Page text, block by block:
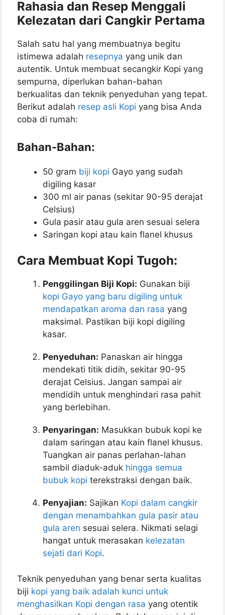
Rahasia dan Resep Menggali
Kelezatan dari Cangkir Pertama
Salah satu hal yang membuatnya begitu
istimewa adalah resepnya yang unik dan
autentik. Untuk membuat secangkir Kopi yang
sempurna, diperlukan bahan-bahan
berkualitas dan teknik penyeduhan yang tepat.
Berikut adalah resep asli Kopi yang bisa Anda
coba di rumah:
Bahan-Bahan:
50 gram biji kopi Gayo yang sudah
digiling kasar
300 ml air panas (sekitar 90-95 derajat
Celsius)
Gula pasir atau gula aren sesuai selera
Saringan kopi atau kain flanel khusus
Cara Membuat Kopi Tugoh:
Penggilingan Biji Kopi: Gunakan biji
kopi Gayo yang baru digiling untuk
mendapatkan aroma dan rasa yang
maksimal. Pastikan biji kopi digiling
kasar.
Penyeduhan: Panaskan air hingga
mendekati titik didih, sekitar 90-95
derajat Celsius. Jangan sampai air
mendidih untuk menghindari rasa pahit
yang berlebihan.
Penyaringan: Masukkan bubuk kopi ke
dalam saringan atau kain flanel khusus.
Tuangkan air panas perlahan-lahan
sambil diaduk-aduk hingga semua
bubuk kopi terekstraksi dengan baik.
Penyajian: Sajikan Kopi dalam cangkir
dengan menambahkan gula pasir atau
gula aren sesuai selera. Nikmati selagi
hangat untuk merasakan kelezatan
sejati dari Kopi.
Teknik penyeduhan yang benar serta kualitas
biji kopi yang baik adalah kunci untuk
menghasilkan Kopi dengan rasa yang otentik